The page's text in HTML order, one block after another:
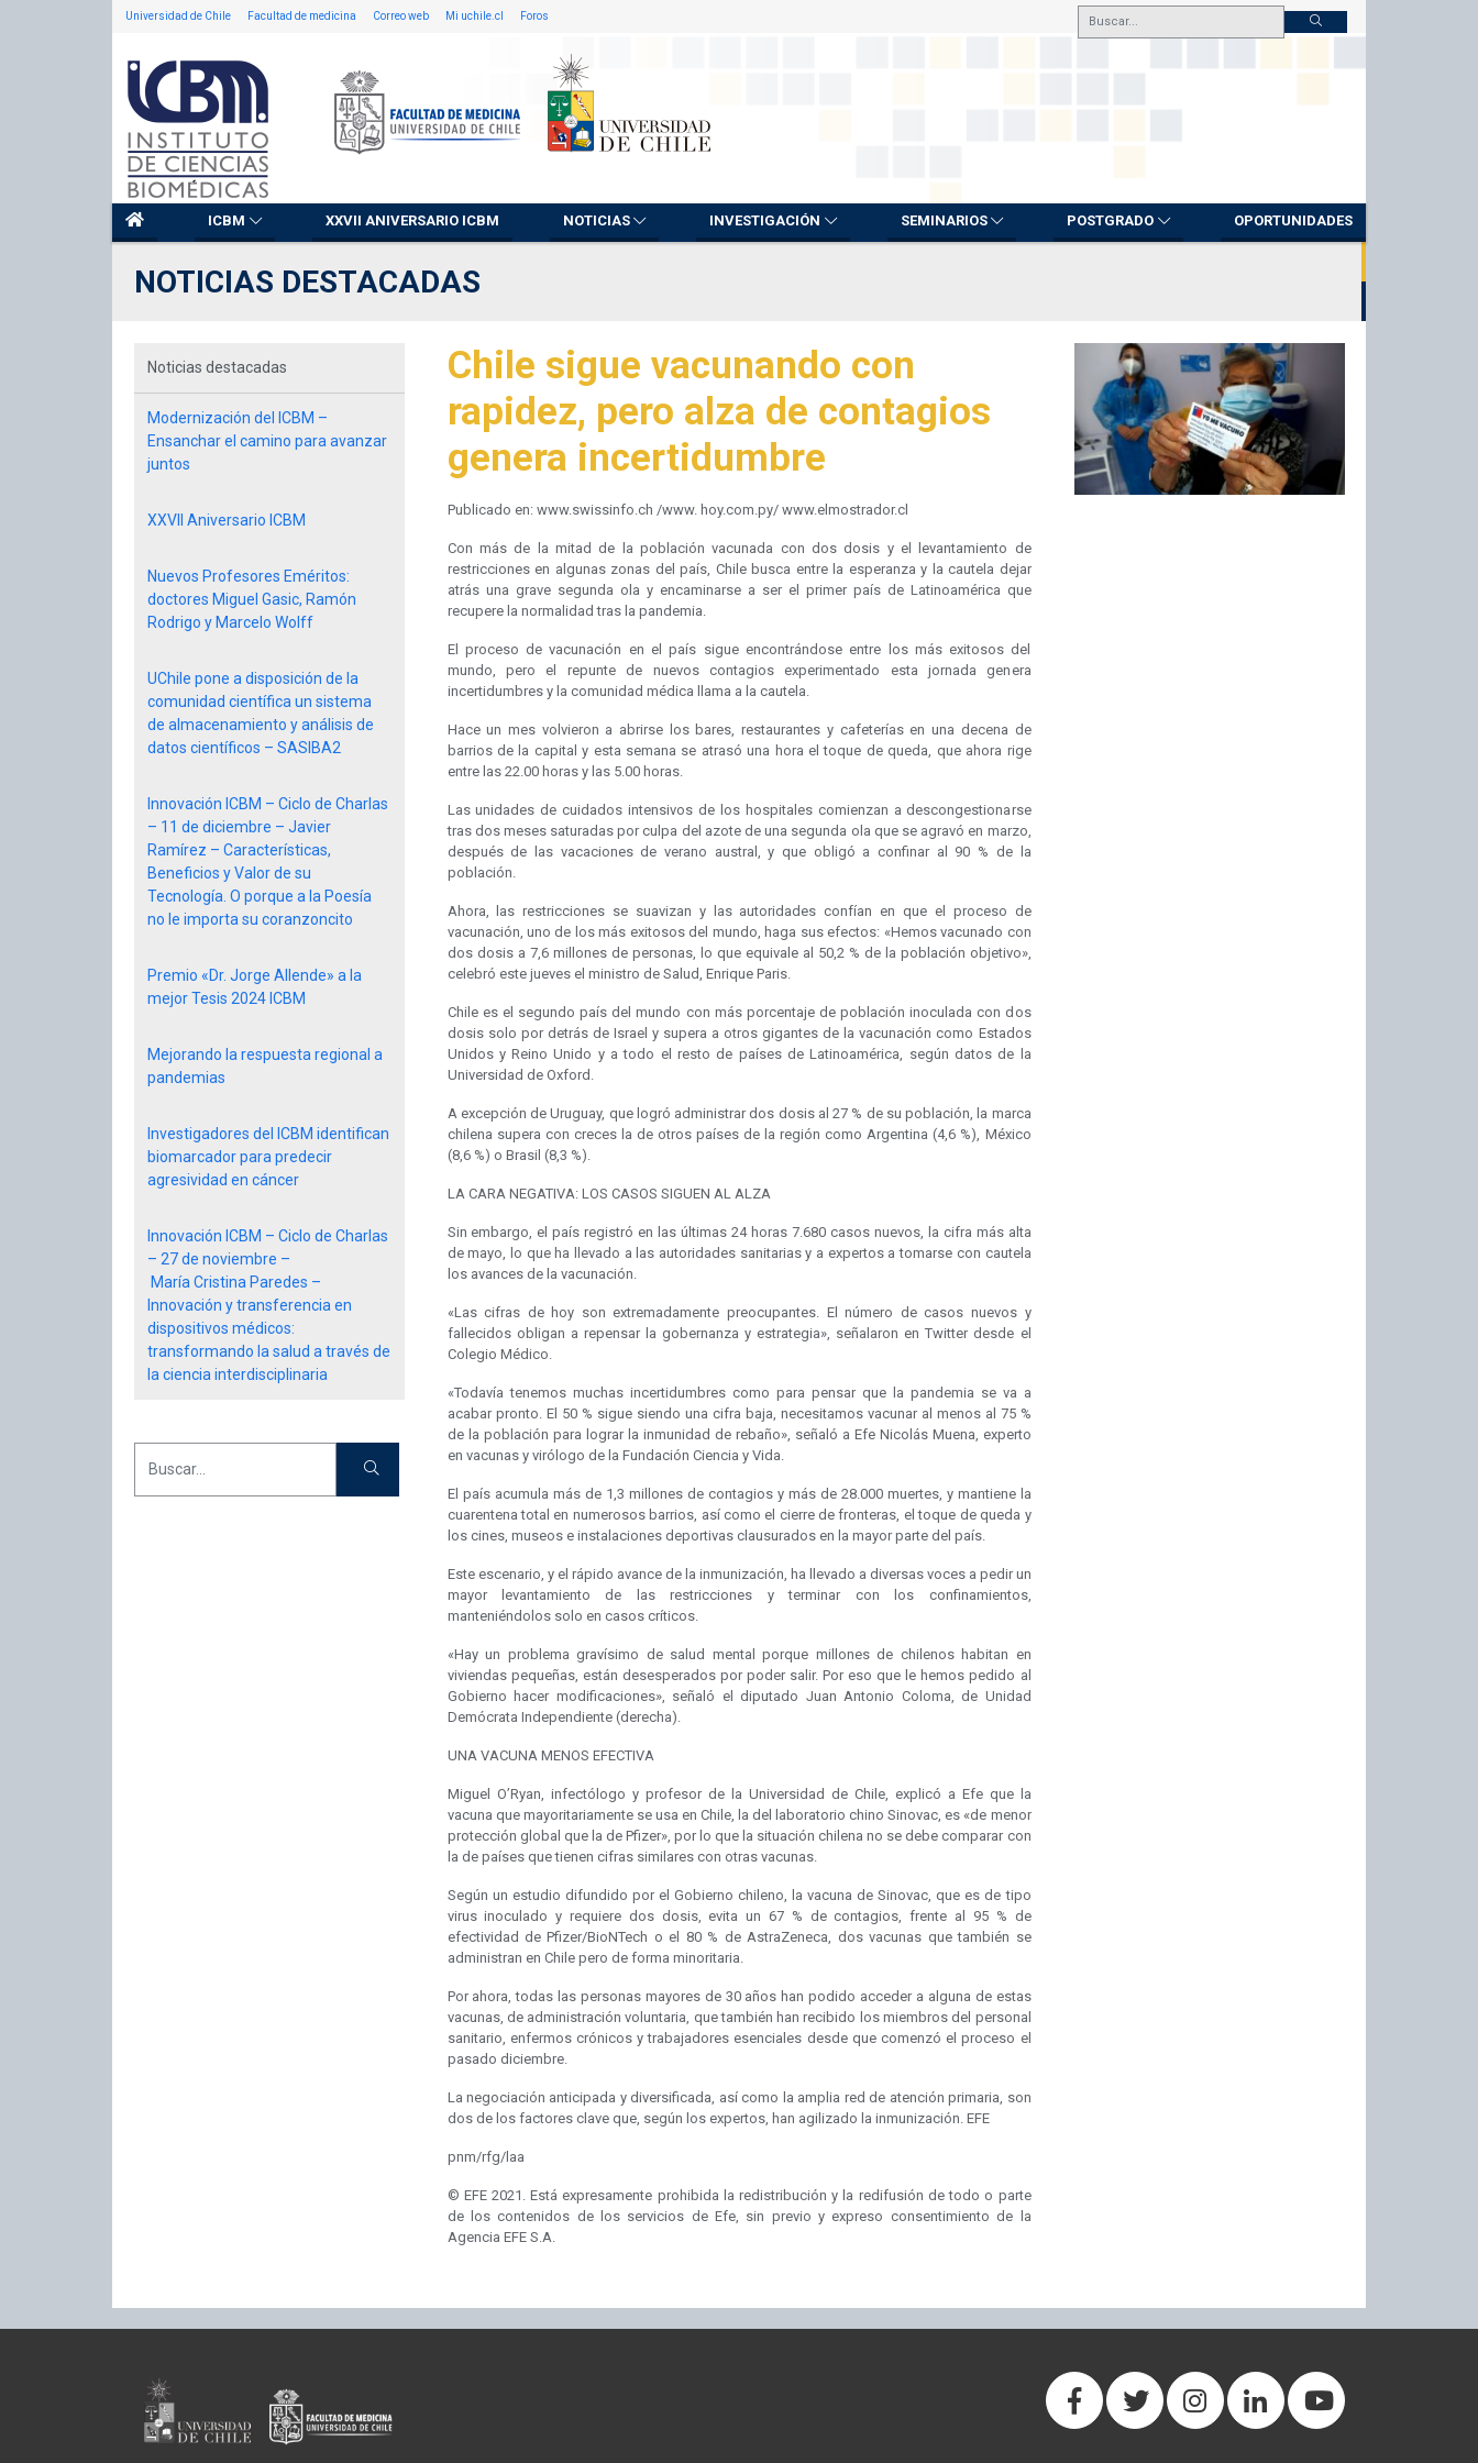
Universidad de Chile Facultad de medicina Correo web Mi uchile.cl Foros
ICBM XXVII ANIVERSARIO ICBM NOTICIAS INVESTIGACIÓN SEMINARIOS POSTGRADO OPORTUNIDADES
NOTICIAS DESTACADAS
Chile sigue vacunando con
rapidez, pero alza de contagios
genera incertidumbre
Publicado en: www.swissinfo.ch /www. hoy.com.py/ www.elmostrador.cl
Con más de la mitad de la población vacunada con dos dosis y el levantamiento de
restricciones en algunas zonas del país, Chile busca entre la esperanza y la cautela dejar
atrás una grave segunda ola y encaminarse a ser el primer país de Latinoamérica que
recupere la normalidad tras la pandemia.
El proceso de vacunación en el país sigue encontrándose entre los más exitosos del
mundo, pero el repunte de nuevos contagios experimentado esta jornada genera
incertidumbres y la comunidad médica llama a la cautela.
Hace un mes volvieron a abrirse los bares, restaurantes y cafeterías en una decena de
barrios de la capital y esta semana se atrasó una hora el toque de queda, que ahora rige
entre las 22.00 horas y las 5.00 horas.
Las unidades de cuidados intensivos de los hospitales comienzan a descongestionarse
tras dos meses saturadas por culpa del azote de una segunda ola que se agravó en marzo,
después de las vacaciones de verano austral, y que obligó a confinar al 90 % de la
población.
Ahora, las restricciones se suavizan y las autoridades confían en que el proceso de
vacunación, uno de los más exitosos del mundo, haga sus efectos: «Hemos vacunado con
dos dosis a 7,6 millones de personas, lo que equivale al 50,2 % de la población objetivo»,
celebró este jueves el ministro de Salud, Enrique Paris.
Chile es el segundo país del mundo con más porcentaje de población inoculada con dos
dosis solo por detrás de Israel y supera a otros gigantes de la vacunación como Estados
Unidos y Reino Unido y a todo el resto de países de Latinoamérica, según datos de la
Universidad de Oxford.
A excepción de Uruguay, que logró administrar dos dosis al 27 % de su población, la marca
chilena supera con creces la de otros países de la región como Argentina (4,6 %), México
(8,6 %) o Brasil (8,3 %).
LA CARA NEGATIVA: LOS CASOS SIGUEN AL ALZA
Sin embargo, el país registró en las últimas 24 horas 7.680 casos nuevos, la cifra más alta
de mayo, lo que ha llevado a las autoridades sanitarias y a expertos a tomarse con cautela
los avances de la vacunación.
«Las cifras de hoy son extremadamente preocupantes. El número de casos nuevos y
fallecidos obligan a repensar la gobernanza y estrategia», señalaron en Twitter desde el
Colegio Médico.
«Todavía tenemos muchas incertidumbres como para pensar que la pandemia se va a
acabar pronto. El 50 % sigue siendo una cifra baja, necesitamos vacunar al menos al 75 %
de la población para lograr la inmunidad de rebaño», señaló a Efe Nicolás Muena, experto
en vacunas y virólogo de la Fundación Ciencia y Vida.
El país acumula más de 1,3 millones de contagios y más de 28.000 muertes, y mantiene la
cuarentena total en numerosos barrios, así como el cierre de fronteras, el toque de queda y
los cines, museos e instalaciones deportivas clausurados en la mayor parte del país.
Este escenario, y el rápido avance de la inmunización, ha llevado a diversas voces a pedir un
mayor levantamiento de las restricciones y terminar con los confinamientos,
manteniéndolos solo en casos críticos.
«Hay un problema gravísimo de salud mental porque millones de chilenos habitan en
viviendas pequeñas, están desesperados por poder salir. Por eso que le hemos pedido al
Gobierno hacer modificaciones», señaló el diputado Juan Antonio Coloma, de Unidad
Demócrata Independiente (derecha).
UNA VACUNA MENOS EFECTIVA
Miguel O’Ryan, infectólogo y profesor de la Universidad de Chile, explicó a Efe que la
vacuna que mayoritariamente se usa en Chile, la del laboratorio chino Sinovac, es «de menor
protección global que la de Pfizer», por lo que la situación chilena no se debe comparar con
la de países que tienen cifras similares con otras vacunas.
Según un estudio difundido por el Gobierno chileno, la vacuna de Sinovac, que es de tipo
virus inoculado y requiere dos dosis, evita un 67 % de contagios, frente al 95 % de
efectividad de Pfizer/BioNTech o el 80 % de AstraZeneca, dos vacunas que también se
administran en Chile pero de forma minoritaria.
Por ahora, todas las personas mayores de 30 años han podido acceder a alguna de estas
vacunas, de administración voluntaria, que también han recibido los miembros del personal
sanitario, enfermos crónicos y trabajadores esenciales desde que comenzó el proceso el
pasado diciembre.
La negociación anticipada y diversificada, así como la amplia red de atención primaria, son
dos de los factores clave que, según los expertos, han agilizado la inmunización. EFE
pnm/rfg/laa
© EFE 2021. Está expresamente prohibida la redistribución y la redifusión de todo o parte
de los contenidos de los servicios de Efe, sin previo y expreso consentimiento de la
Agencia EFE S.A.
Noticias destacadas
Modernización del ICBM –
Ensanchar el camino para avanzar
juntos
XXVII Aniversario ICBM
Nuevos Profesores Eméritos:
doctores Miguel Gasic, Ramón
Rodrigo y Marcelo Wolff
UChile pone a disposición de la
comunidad científica un sistema
de almacenamiento y análisis de
datos científicos – SASIBA2
Innovación ICBM – Ciclo de Charlas
– 11 de diciembre – Javier
Ramírez – Características,
Beneficios y Valor de su
Tecnología. O porque a la Poesía
no le importa su coranzoncito
Premio «Dr. Jorge Allende» a la
mejor Tesis 2024 ICBM
Mejorando la respuesta regional a
pandemias
Investigadores del ICBM identifican
biomarcador para predecir
agresividad en cáncer
Innovación ICBM – Ciclo de Charlas
– 27 de noviembre –
María Cristina Paredes –
Innovación y transferencia en
dispositivos médicos:
transformando la salud a través de
la ciencia interdisciplinaria